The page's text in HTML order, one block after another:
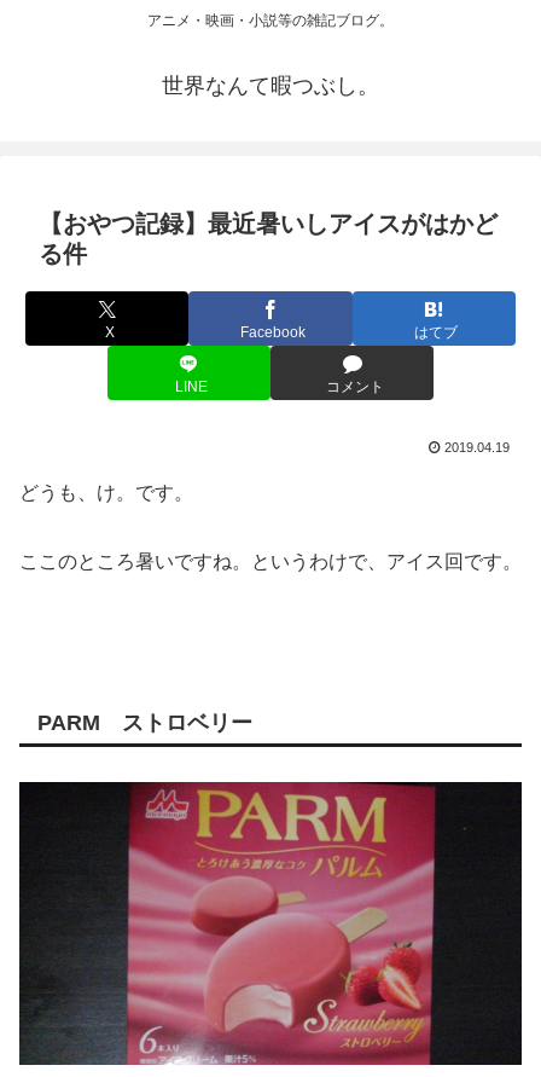
アニメ・映画・小説等の雑記ブログ。
世界なんて暇つぶし。
【おやつ記録】最近暑いしアイスがはかど
る件
X Facebook はてブ
LINE コメント
2019.04.19
どうも、け。です。
ここのところ暑いですね。というわけで、アイス回です。
PARM ストロベリー